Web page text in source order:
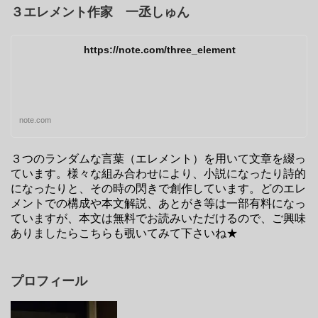
３エレメント作家 一丞しゅん
https://note.com/three_element
note.com
３つのランダムな言葉（エレメント）を用いて文章を綴っ
ています。様々な組み合わせにより、小説になったり詩的
になったりと、その時の閃きで創作しています。どのエレ
メントでの構成や本文解説、あとがき等は一部有料になっ
ていますが、本文は無料でお読みいただけるので、ご興味
ありましたらこちらも覗いてみて下さいね★
プロフィール